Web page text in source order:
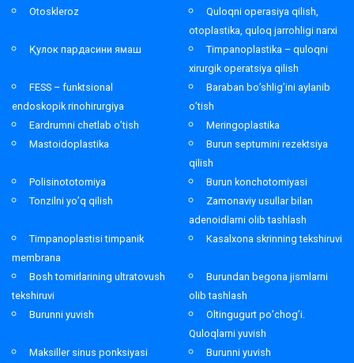
Otoskleroz
Quloqni operasiya qilish,
otoplastika, quloq jarrohligi narxi
Қулок пардасини ямаш
Timpanoplastika – quloqni
xirurgik operatsiya qilish
FESS – funktsional
endoskopik rinohirurgiya
Baraban bo’shlig’ini aylanib
o’tish
Eardrumni chetlab o’tish
Meringoplastika
Mastoidoplastika
Burun septumini rezektsiya
qilish
Polisinototomiya
Burun konchotomiyasi
Tonzilni yo’q qilish
Zamonaviy usullar bilan
adenoidlarni olib tashlash
Timpanoplastisi timpanik
membrana
Kasalxona skrinning tekshiruvi
Bosh tomirlarining ultratovush
tekshiruvi
Burundan begona jismlarni
olib tashlash
Burunni yuvish
Oltingugurt po’chog’i.
Quloqlarni yuvish
Maksiller sinus ponksiyasi
Burunni yuvish